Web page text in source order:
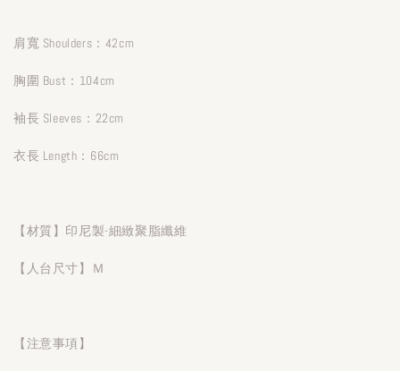
肩寬 Shoulders：42cm
胸圍 Bust：104cm
袖長 Sleeves：22cm
衣長 Length：66cm
【材質】印尼製-細緻聚脂纖維
【人台尺寸】Ｍ
【注意事項】